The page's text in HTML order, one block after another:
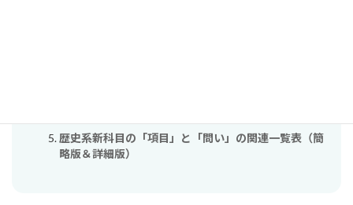
歴史系新科目の「項目」と「問い」の関連一覧表（簡
略版＆詳細版）